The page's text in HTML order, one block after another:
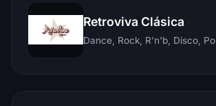
Retroviva Clásica